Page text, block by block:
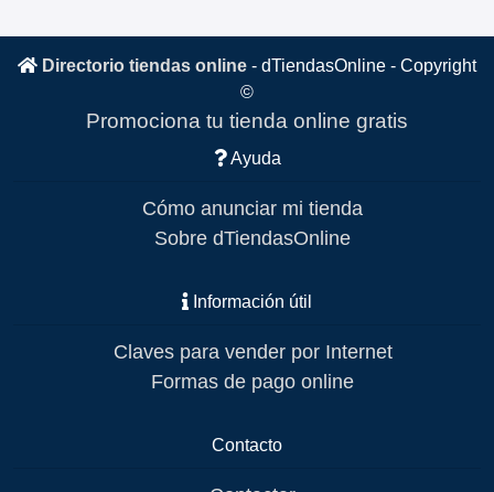
Directorio tiendas online - dTiendasOnline - Copyright
©
Promociona tu tienda online gratis
Ayuda
Cómo anunciar mi tienda
Sobre dTiendasOnline
Información útil
Claves para vender por Internet
Formas de pago online
Contacto